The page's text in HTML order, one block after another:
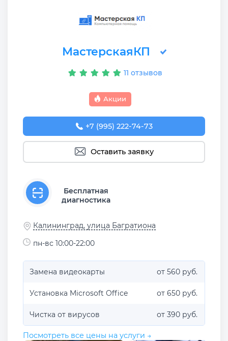
МастерскаяКП
11 отзывов
Акции
+7 (995) 222-74-73
Оставить заявку
Бесплатная
диагностика
Калининград, улица Багратиона
пн-вс 10:00-22:00
Замена видеокарты от 560 руб.
Установка Microsoft Office от 650 руб.
Чистка от вирусов от 390 руб.
Посмотреть все цены на услуги →